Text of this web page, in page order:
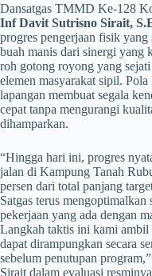
​Dansatgas TMMD Ke-128
Inf Davit Sutrisno Sirait,
progres pengerjaan fisik yang
buah manis dari sinergi yang
roh gotong royong yang
elemen masyarakat sipil.
lapangan membuat segala
cepat tanpa mengurangi
dihamparkan.
​“Hingga hari ini, progres
jalan di Kampung Tanah
persen dari total panjang
Satgas terus
pekerjaan yang ada dengan
Langkah taktis ini kami ambil
dapat dirampungkan secara
sebelum penutupan
Sirait dalam evaluasi